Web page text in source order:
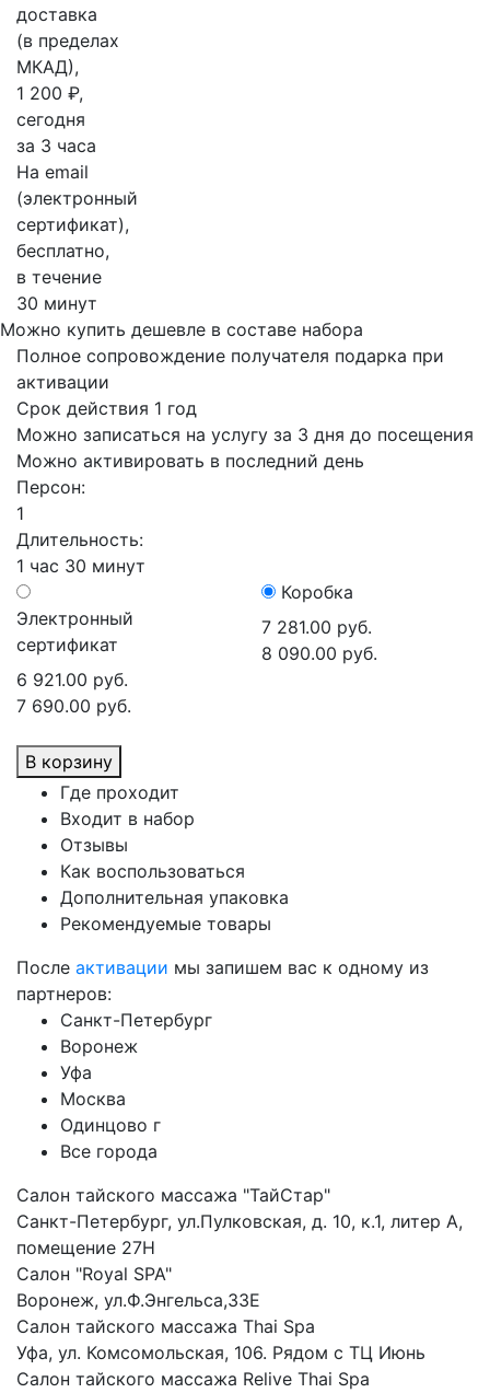
доставка
(в пределах
МКАД),
1 200 ₽,
сегодня
за 3 часа
На email
(электронный
сертификат),
бесплатно,
в течение
30 минут
Можно купить дешевле в составе набора
Полное сопровождение получателя подарка при
активации
Срок действия 1 год
Можно записаться на услугу за 3 дня до посещения
Можно активировать в последний день
Персон:
1
Длительность:
1 час 30 минут
Электронный
сертификат
6 921.00 руб.
7 690.00 руб.
Коробка
7 281.00 руб.
8 090.00 руб.
В корзину
Где проходит
Входит в набор
Отзывы
Как воспользоваться
Дополнительная упаковка
Рекомендуемые товары
После активации мы запишем вас к одному из
партнеров:
Санкт-Петербург
Воронеж
Уфа
Москва
Одинцово г
Все города
Салон тайского массажа "ТайСтар"
Санкт-Петербург, ул.Пулковская, д. 10, к.1, литер А,
помещение 27Н
Салон "Royal SPA"
Воронеж, ул.Ф.Энгельса,33Е
Салон тайского массажа Thai Spa
Уфа, ул. Комсомольская, 106. Рядом с ТЦ Июнь
Салон тайского массажа Relive Thai Spa